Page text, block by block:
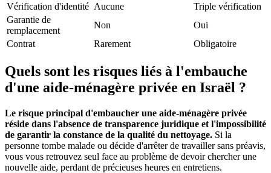
Vérification d'identité Aucune
Triple vérification
Garantie de
remplacement
Non
Oui
Contrat
Rarement Obligatoire
Quels sont les risques liés à l'embauche
d'une aide-ménagère privée en Israël ?
Le risque principal d'embaucher une aide-ménagère privée
réside dans l'absence de transparence juridique et l'impossibilité
de garantir la constance de la qualité du nettoyage. Si la
personne tombe malade ou décide d'arrêter de travailler sans préavis,
vous vous retrouvez seul face au problème de devoir chercher une
nouvelle aide, perdant de précieuses heures en entretiens.